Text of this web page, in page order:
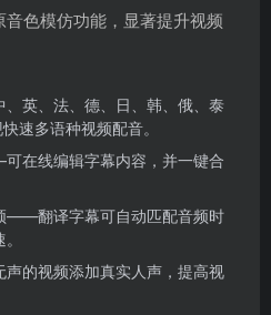
色模仿功能，显著提升视频
英、法、德、日、韩、俄、泰
速多语种视频配音。
在线编辑字幕内容，并一键合
——翻译字幕可自动匹配音频时
的视频添加真实人声，提高视